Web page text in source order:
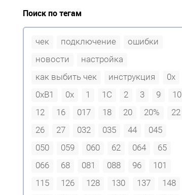
Поиск по тегам
чек подключение
ошибки
новости
настройка
как выбить чек
инструкция
0x
0xB1
0х 1 1С 2 3 9
10
12
16 017 18 20 20%
22
26
27 032 035 44
045
050
059 060 62 064
65
066
68 081 088 96
101
115
126 128 130 137
148